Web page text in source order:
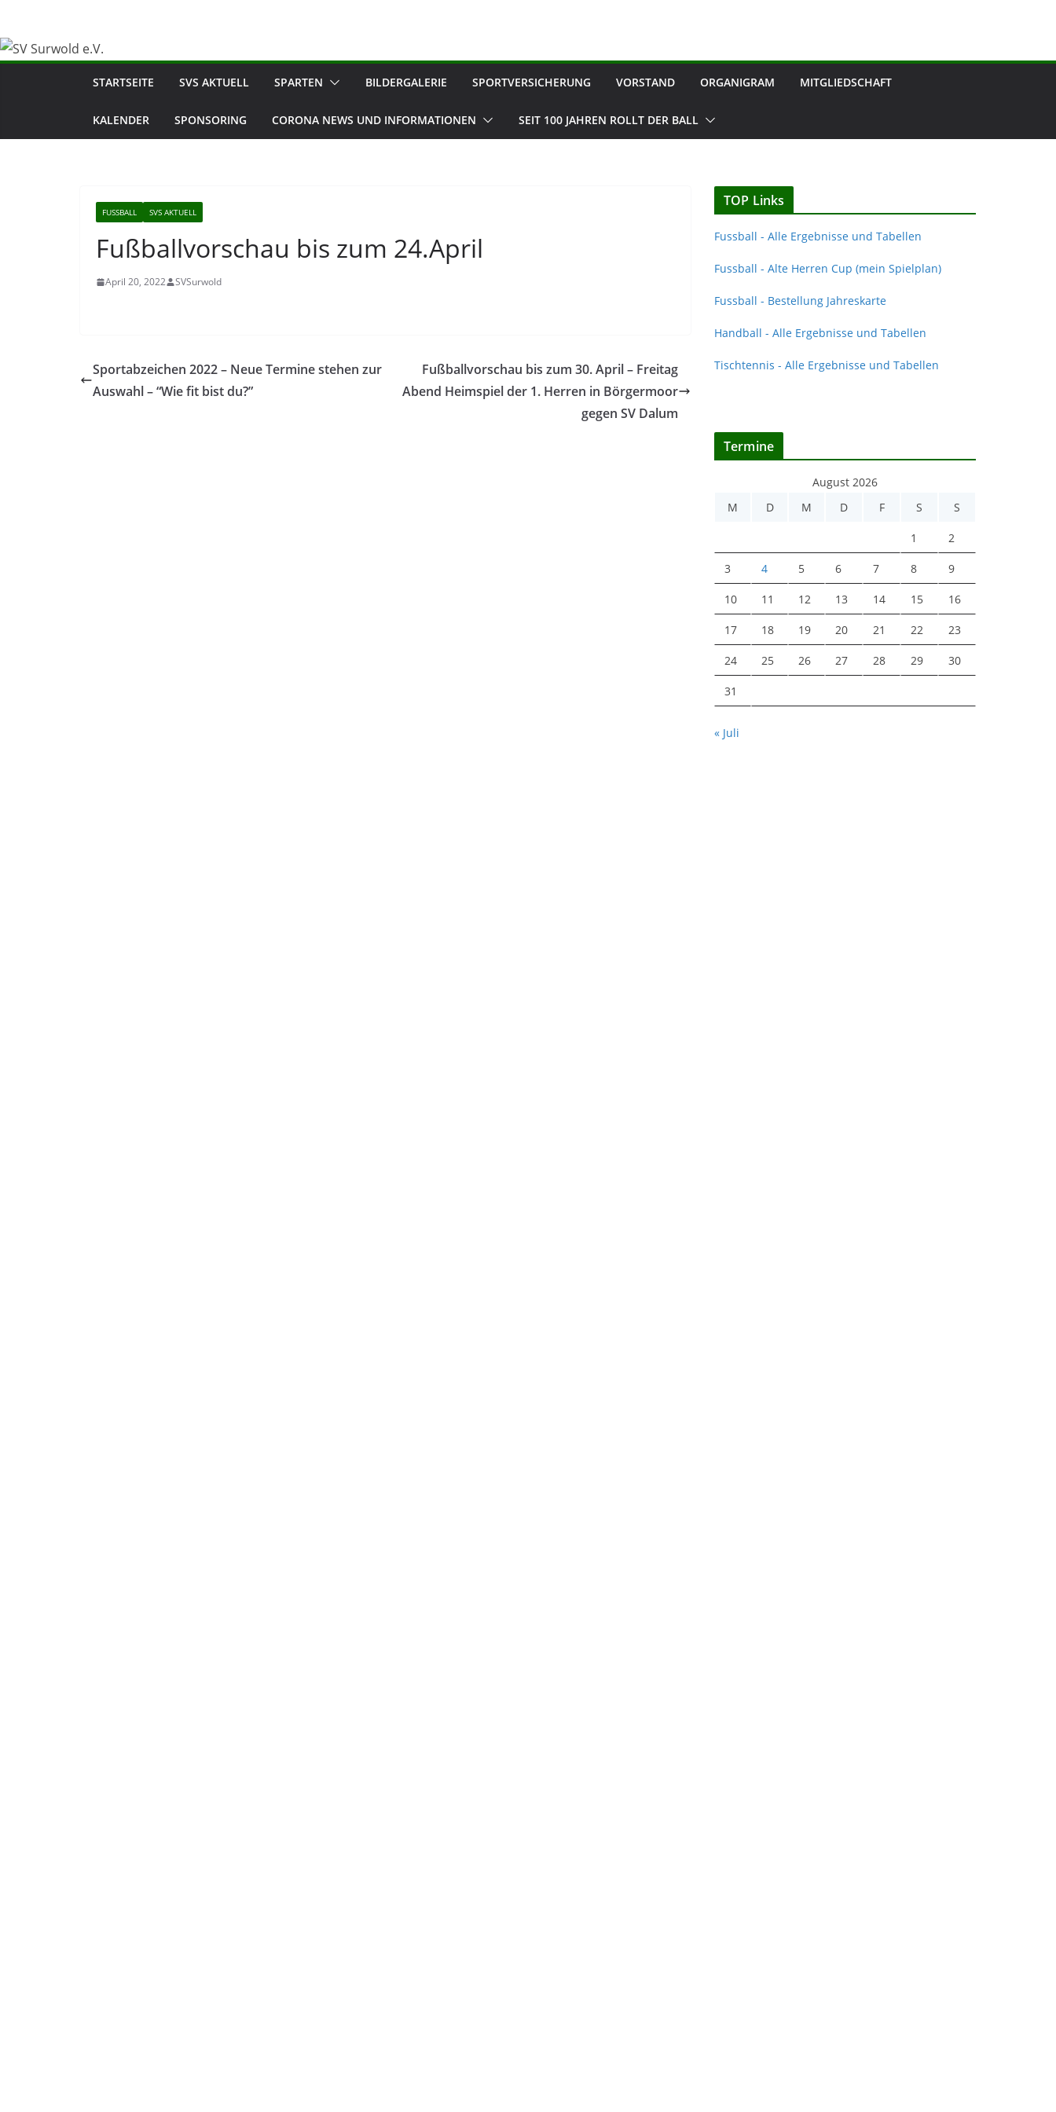
springen
STARTSEITE SVS AKTUELL SPARTEN BILDERGALERIE SPORTVERSICHERUNG VORSTAND ORGANIGRAM MITGLIEDSCHAFT
KALENDER SPONSORING CORONA NEWS UND INFORMATIONEN SEIT 100 JAHREN ROLLT DER BALL
FUSSBALL SVS AKTUELL
Fußballvorschau bis zum 24.April
April 20, 2022 SVSurwold
Sportabzeichen 2022 – Neue Termine stehen zur
Auswahl – “Wie fit bist du?”
Fußballvorschau bis zum 30. April – Freitag
Abend Heimspiel der 1. Herren in Börgermoor
gegen SV Dalum
TOP Links
Fussball - Alle Ergebnisse und Tabellen
Fussball - Alte Herren Cup (mein Spielplan)
Fussball - Bestellung Jahreskarte
Handball - Alle Ergebnisse und Tabellen
Tischtennis - Alle Ergebnisse und Tabellen
Termine
August 2026
M
D M D F S S
1 2
3 4 5 6 7 8 9
10 11 12 13 14 15 16
17 18 19 20 21 22 23
24 25 26 27 28 29 30
31
« Juli